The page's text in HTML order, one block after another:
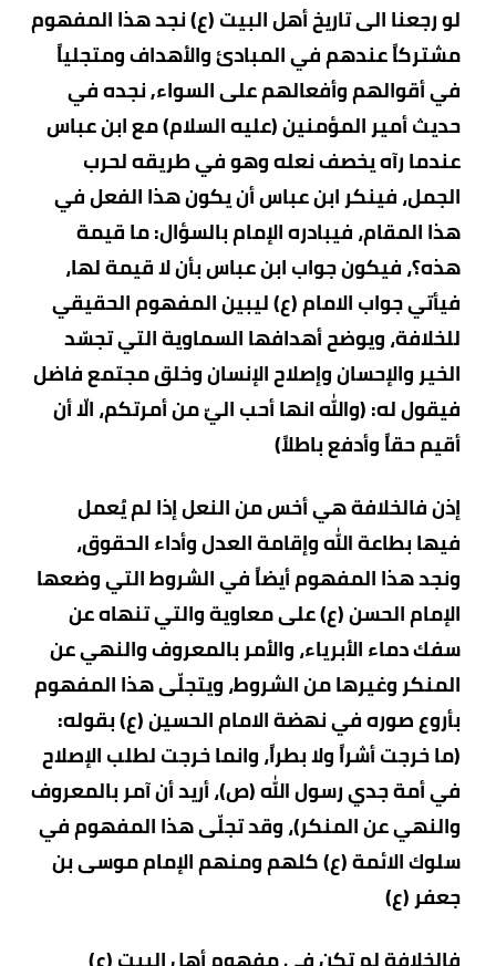
لو رجعنا الى تاريخ أهل البيت (ع) نجد هذا المفهوم
مشتركاً عندهم في المبادئ والأهداف ومتجلياً
في أقوالهم وأفعالهم على السواء, نجده في
حديث أمير المؤمنين (عليه السلام) مع ابن عباس
عندما رآه يخصف نعله وهو في طريقه لحرب
الجمل، فينكر ابن عباس أن يكون هذا الفعل في
هذا المقام، فيبادره الإمام بالسؤال: ما قيمة
هذه؟، فيكون جواب ابن عباس بأن لا قيمة لها،
فيأتي جواب الامام (ع) ليبين المفهوم الحقيقي
للخلافة، ويوضح أهدافها السماوية التي تجسّد
الخير والإحسان وإصلاح الإنسان وخلق مجتمع فاضل
فيقول له: (والله انها أحب اليّ من أمرتكم، الّا أن
أقيم حقاً وأدفع باطلاً)
إذن فالخلافة هي أخس من النعل إذا لم يُعمل
فيها بطاعة الله وإقامة العدل وأداء الحقوق،
ونجد هذا المفهوم أيضاً في الشروط التي وضعها
الإمام الحسن (ع) على معاوية والتي تنهاه عن
سفك دماء الأبرياء، والأمر بالمعروف والنهي عن
المنكر وغيرها من الشروط، ويتجلّى هذا المفهوم
بأروع صوره في نهضة الامام الحسين (ع) بقوله:
(ما خرجت أشراً ولا بطراً، وانما خرجت لطلب الإصلاح
في أمة جدي رسول الله (ص)، أريد أن آمر بالمعروف
والنهي عن المنكر)، وقد تجلّى هذا المفهوم في
سلوك الائمة (ع) كلهم ومنهم الإمام موسى بن
جعفر (ع)